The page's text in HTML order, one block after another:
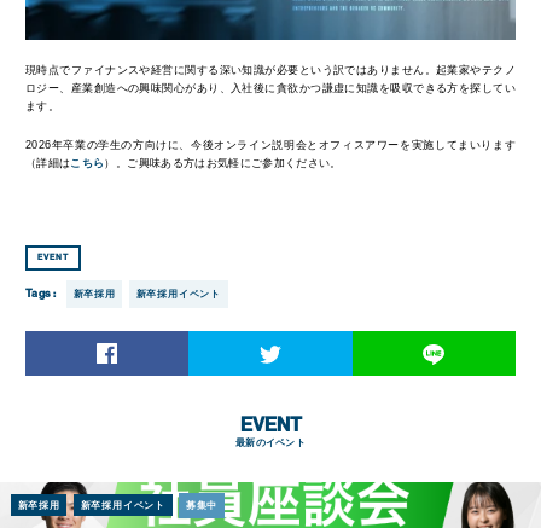
現時点でファイナンスや経営に関する深い知識が必要という訳ではありません。起業家やテクノ
ロジー、産業創造への興味関心があり、入社後に貪欲かつ謙虚に知識を吸収できる方を探してい
ます。
2026年卒業の学生の方向けに、今後オンライン説明会とオフィスアワーを実施してまいります
（詳細は こちら ）。ご興味ある方はお気軽にご参加ください。
EVENT
Tags : 新卒採用 新卒採用イベント
EVENT
最新のイベント
新卒採用 新卒採用イベント 募集中